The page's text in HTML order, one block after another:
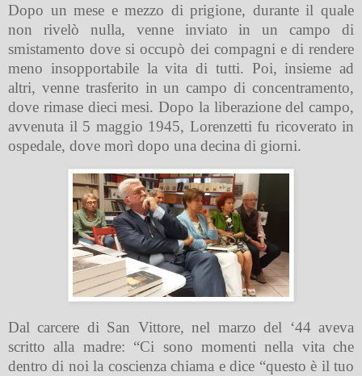
Dopo un mese e mezzo di prigione, durante il quale
non rivelò nulla, venne inviato in un campo di
smistamento dove si occupò dei compagni e di rendere
meno insopportabile la vita di tutti. Poi, insieme ad
altri, venne trasferito in un campo di concentramento,
dove rimase dieci mesi. Dopo la liberazione del campo,
avvenuta il 5 maggio 1945, Lorenzetti fu ricoverato in
ospedale, dove morì dopo una decina di giorni.
Dal carcere di San Vittore, nel marzo del ‘44 aveva
scritto alla madre: “Ci sono momenti nella vita che
dentro di noi la coscienza chiama e dice “questo è il tuo